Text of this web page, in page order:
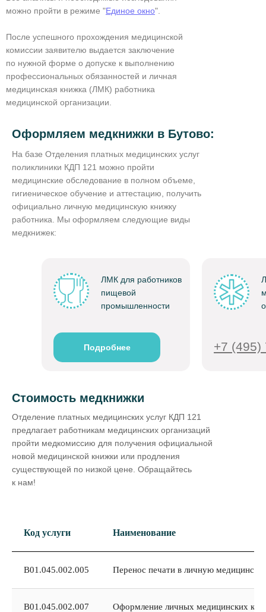
можно пройти в режиме "Единое окно".
После успешного прохождения медицинской
комиссии заявителю выдается заключение
по нужной форме о допуске к выполнению
профессиональных обязанностей и личная
медицинская книжка (ЛМК) работника
медицинской организации.
Оформляем медкнижки в Бутово:
На базе Отделения платных медицинских услуг
поликлиники КДП 121 можно пройти
медицинские обследование в полном объеме,
гигиеническое обучение и аттестацию, получить
официально личную медицинскую книжку
работника. Мы оформляем следующие виды
медкнижек:
ЛМК для работников
пищевой
промышленности
Подробнее +7 (4
Стоимость медкнижки
Отделение платных медицинских услуг КДП 121
предлагает работникам медицинских организаций
пройти медкомиссию для получения официальной
новой медицинской книжки или продления
существующей по низкой цене. Обращайтесь
к нам!
Код услуги Наименование
В01.045.002.005 Перенос печати в личную
В01.045.002.007
Оформление личных медицинских